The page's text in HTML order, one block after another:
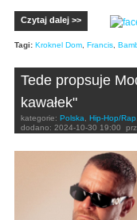
Czytaj dalej >>
Tagi: Kroknel Dom Francis
Tede propsuje
kawałek"
kategorie: Polska Hip-Hop/Rap
dodano: 2024-10-30 19:00